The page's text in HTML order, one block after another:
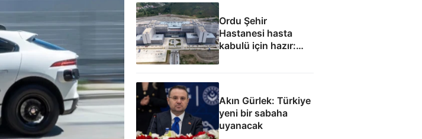
Ordu Şehir
Hastanesi hasta
kabulü için hazır:
Eylül ayında
hedefleniyor
Akın Gürlek: Türkiye
yeni bir sabaha
uyanacak